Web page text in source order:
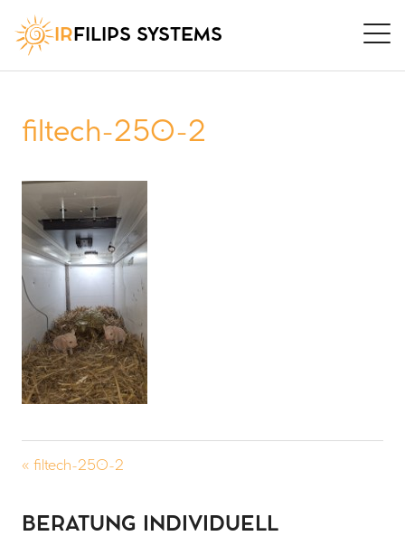
IR FILIPS SYSTEMS
filtech-250-2
« filtech-250-2
BERATUNG INDIVIDUELL